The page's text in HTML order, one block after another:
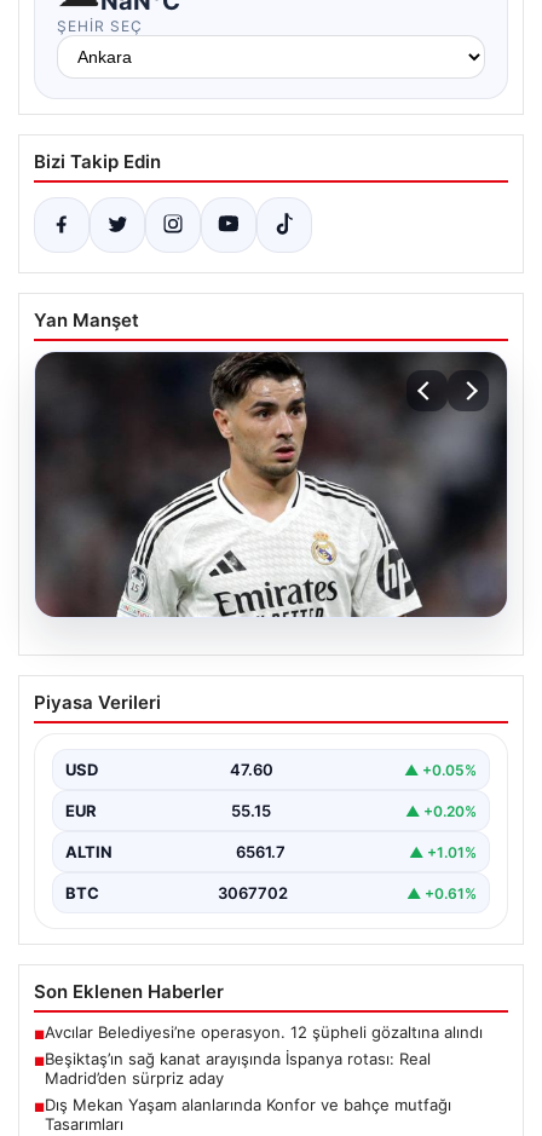
ŞEHIR SEÇ
Bizi Takip Edin
Yan Manşet
05.08.2026
Beşiktaş’ın sağ kanat arayışında
İspanya rotası: Real Madrid’den sürpriz
Muhammed Salah için sürdürülen görüşmelerin son
alternatif çözümlere hız…
Piyasa Verileri
USD 47.60 ▲ +0.05%
EUR 55.15 ▲ +0.20%
ALTIN 6561.7 ▲ +1.01%
BTC 3067702 ▲ +0.61%
Son Eklenen Haberler
■Avcılar Belediyesi’ne operasyon. 12 şüpheli gözaltına alındı
■Beşiktaş’ın sağ kanat arayışında İspanya rotası: Real
Madrid’den sürpriz aday
■Dış Mekan Yaşam alanlarında Konfor ve bahçe mutfağı
Tasarımları